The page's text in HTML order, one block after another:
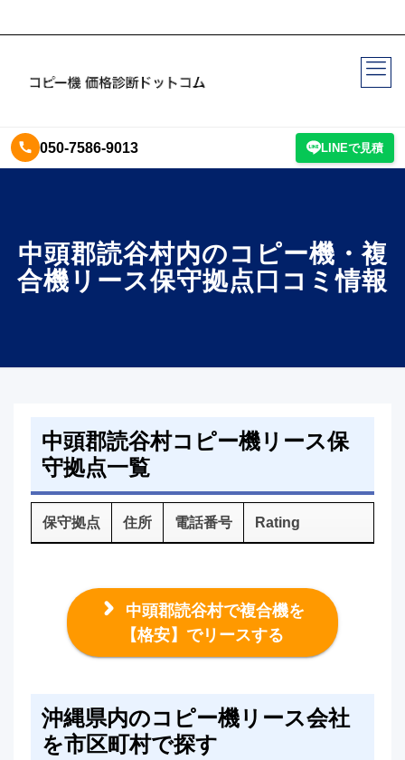
050-7586-9013 LINEで見積
中頭郡読谷村内のコピー機・複
合機リース保守拠点口コミ情報
中頭郡読谷村コピー機リース保
守拠点一覧
保守拠点 住所 電話番号 Rating
中頭郡読谷村で複合機を
【格安】でリースする
沖縄県内のコピー機リース会社
を市区町村で探す